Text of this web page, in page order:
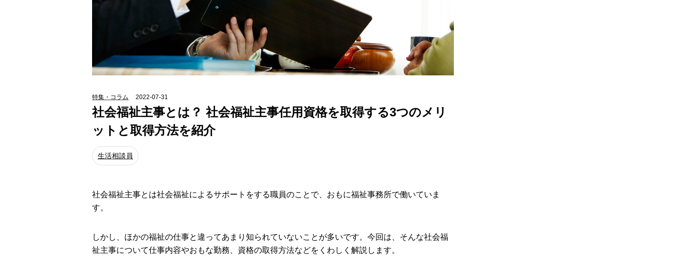
特集・コラム 2022-07-31
社会福祉主事とは？ 社会福祉主事任用資格を取得する3つのメリ
ットと取得方法を紹介
生活相談員
社会福祉主事とは社会福祉によるサポートをする職員のことで、おもに福祉事務所で働いていま
す。
しかし、ほかの福祉の仕事と違ってあまり知られていないことが多いです。今回は、そんな社会福
祉主事について仕事内容やおもな勤務、資格の取得方法などをくわしく解説します。